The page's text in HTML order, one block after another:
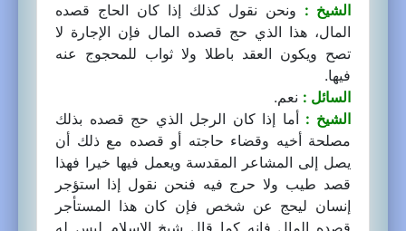
الشيخ : ونحن نقول كذلك إذا كان الحاج قصده
المال، هذا الذي حج قصده المال فإن الإجارة لا
تصح ويكون العقد باطلا ولا ثواب للمحجوج عنه
فيها.
السائل : نعم.
الشيخ : أما إذا كان الرجل الذي حج قصده بذلك
مصلحة أخيه وقضاء حاجته أو قصده مع ذلك أن
يصل إلى المشاعر المقدسة ويعمل فيها خيرا فهذا
قصد طيب ولا حرج فيه فنحن نقول إذا استؤجر
إنسان ليحج عن شخص فإن كان هذا المستأجر
قصده المال فإنه كما قال شيخ الإسلام ليس له